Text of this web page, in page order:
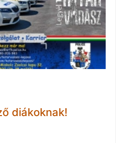
diákoknak!